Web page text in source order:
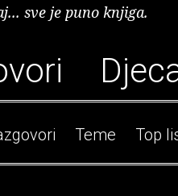
sve je puno knjiga.
Teme Top